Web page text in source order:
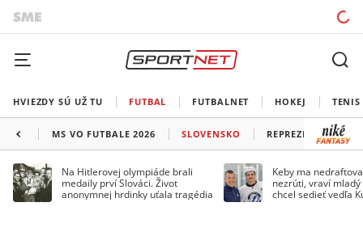
HVIEZDY SÚ UŽ TU FUTBAL FUTBALNET HOKEJ TENIS
MS VO FUTBALE 2026 SLOVENSKO REPREZENTÁCIE
Na Hitlerovej olympiáde brali
medaily prví Slováci. Život
anonymnej hrdinky uťala tragédia
Keby ma
nezrúti, vraví mladý
chcel sedieť vedľa